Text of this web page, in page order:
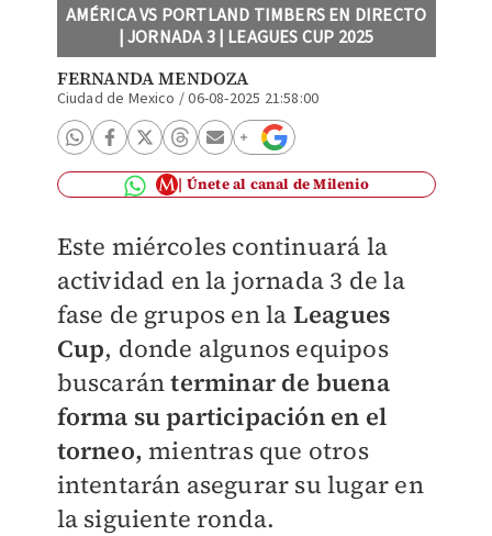
AMÉRICA VS PORTLAND TIMBERS EN DIRECTO
| JORNADA 3 | LEAGUES CUP 2025
FERNANDA MENDOZA
Ciudad de Mexico /06-08-2025 21:58:00
Únete al canal de Milenio
Este miércoles continuará la
actividad en la jornada 3 de la
fase de grupos en la Leagues
Cup, donde algunos equipos
buscaránterminar de buena
forma su participación en el
torneo, mientras que otros
intentarán asegurar su lugar en
la siguiente ronda.